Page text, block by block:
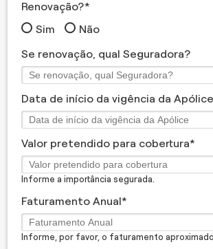
Renovação?
Sim
Não
Se renovação, qual Seguradora?
Data de início da vigência da Apólice
Valor pretendido para cobertura
Informe a importância segurada.
Faturamento Anual
Informe, por favor, o faturamento